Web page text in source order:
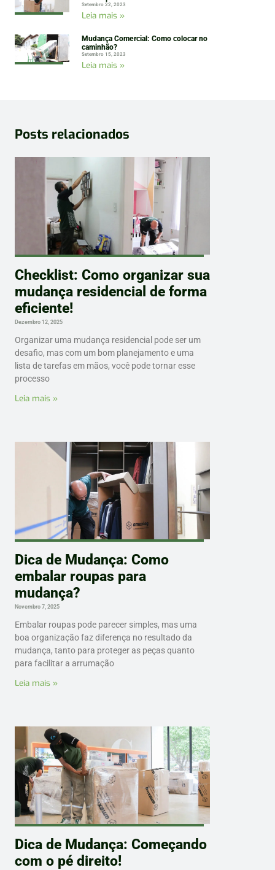
Setembro 22, 2023
Leia mais »
Mudança Comercial: Como colocar no
caminhão?
Setembro 15, 2023
Leia mais »
Posts relacionados
Checklist: Como organizar sua
mudança residencial de forma
eficiente!
Dezembro 12, 2025
Organizar uma mudança residencial pode ser um
desafio, mas com um bom planejamento e uma
lista de tarefas em mãos, você pode tornar esse
processo
Leia mais »
Dica de Mudança: Como
embalar roupas para
mudança?
Novembro 7, 2025
Embalar roupas pode parecer simples, mas uma
boa organização faz diferença no resultado da
mudança, tanto para proteger as peças quanto
para facilitar a arrumação
Leia mais »
Dica de Mudança: Começando
com o pé direito!